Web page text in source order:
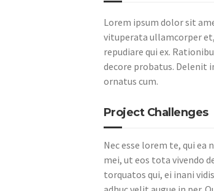
Lorem ipsum dolor sit
vituperata ullamcorper
repudiare qui ex.
decore probatus. Delenit
ornatus cum.
Project Challenges
Nec esse lorem te, qui
mei, ut eos tota vivendo
torquatos qui, ei inani